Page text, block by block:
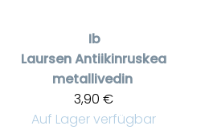
Ib
LaursenAntiikinruskea
metallivedin
3,90 €
Auf Lager verfügbar